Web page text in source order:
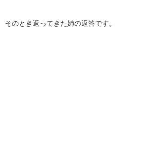
そのとき返ってきた姉の返答です。